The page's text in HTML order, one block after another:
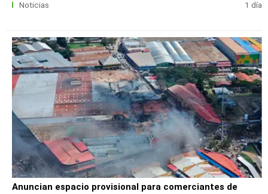
Noticias 1 día
Anuncian espacio provisional para comerciantes de